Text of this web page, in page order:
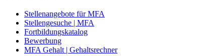
Stellenangebote für MFA
Stellengesuche | MFA
Fortbildungskatalog
Bewerbung
MFA Gehalt | Gehaltsrechner